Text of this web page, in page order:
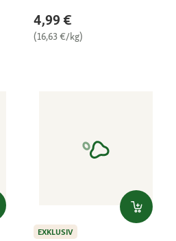
4,99 €
(16,63 €/kg)
EXKLUSIV